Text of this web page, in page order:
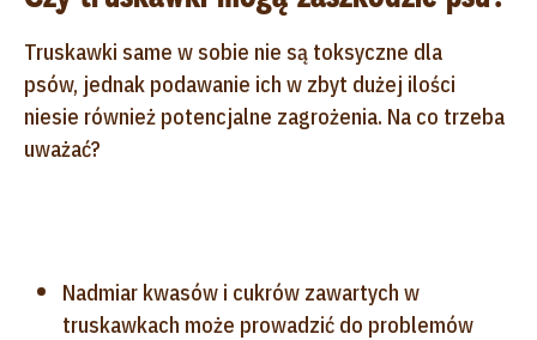
Truskawki same w sobie nie są toksyczne dla
psów, jednak podawanie ich w zbyt dużej ilości
niesie również potencjalne zagrożenia. Na co trzeba
uważać?
Nadmiar kwasów i cukrów zawartych w
truskawkach może prowadzić do problemów